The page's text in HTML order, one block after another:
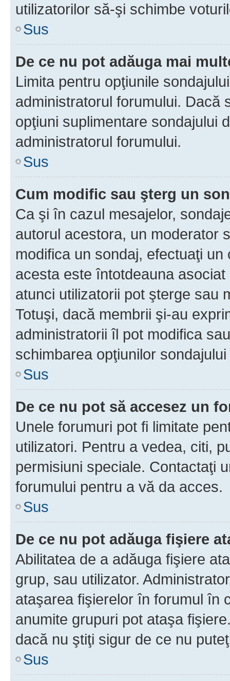
utilizatorilor să-şi schimbe
Sus
De ce nu pot adăuga mai
Limita pentru opţiunile
administratorul forumului. Dacă
opţiuni suplimentare sondajului
administratorul forumului.
Sus
Cum modific sau şterg un
Ca şi în cazul mesajelor,
autorul acestora, un moderator
modifica un sondaj, efectuaţi
acesta este întotdeauna
atunci utilizatorii pot şterge sau
Totuşi, dacă membrii şi-au
administratorii îl pot modifica
schimbarea opţiunilor
Sus
De ce nu pot să accesez un
Unele forumuri pot fi limitate
utilizatori. Pentru a vedea, citi,
permisiuni speciale. Contactaţi
forumului pentru a vă da acces.
Sus
De ce nu pot adăuga fişiere
Abilitatea de a adăuga fişiere
grup, sau utilizator.
ataşarea fişierelor în forumul în
anumite grupuri pot ataşa
dacă nu ştiţi sigur de ce nu
Sus